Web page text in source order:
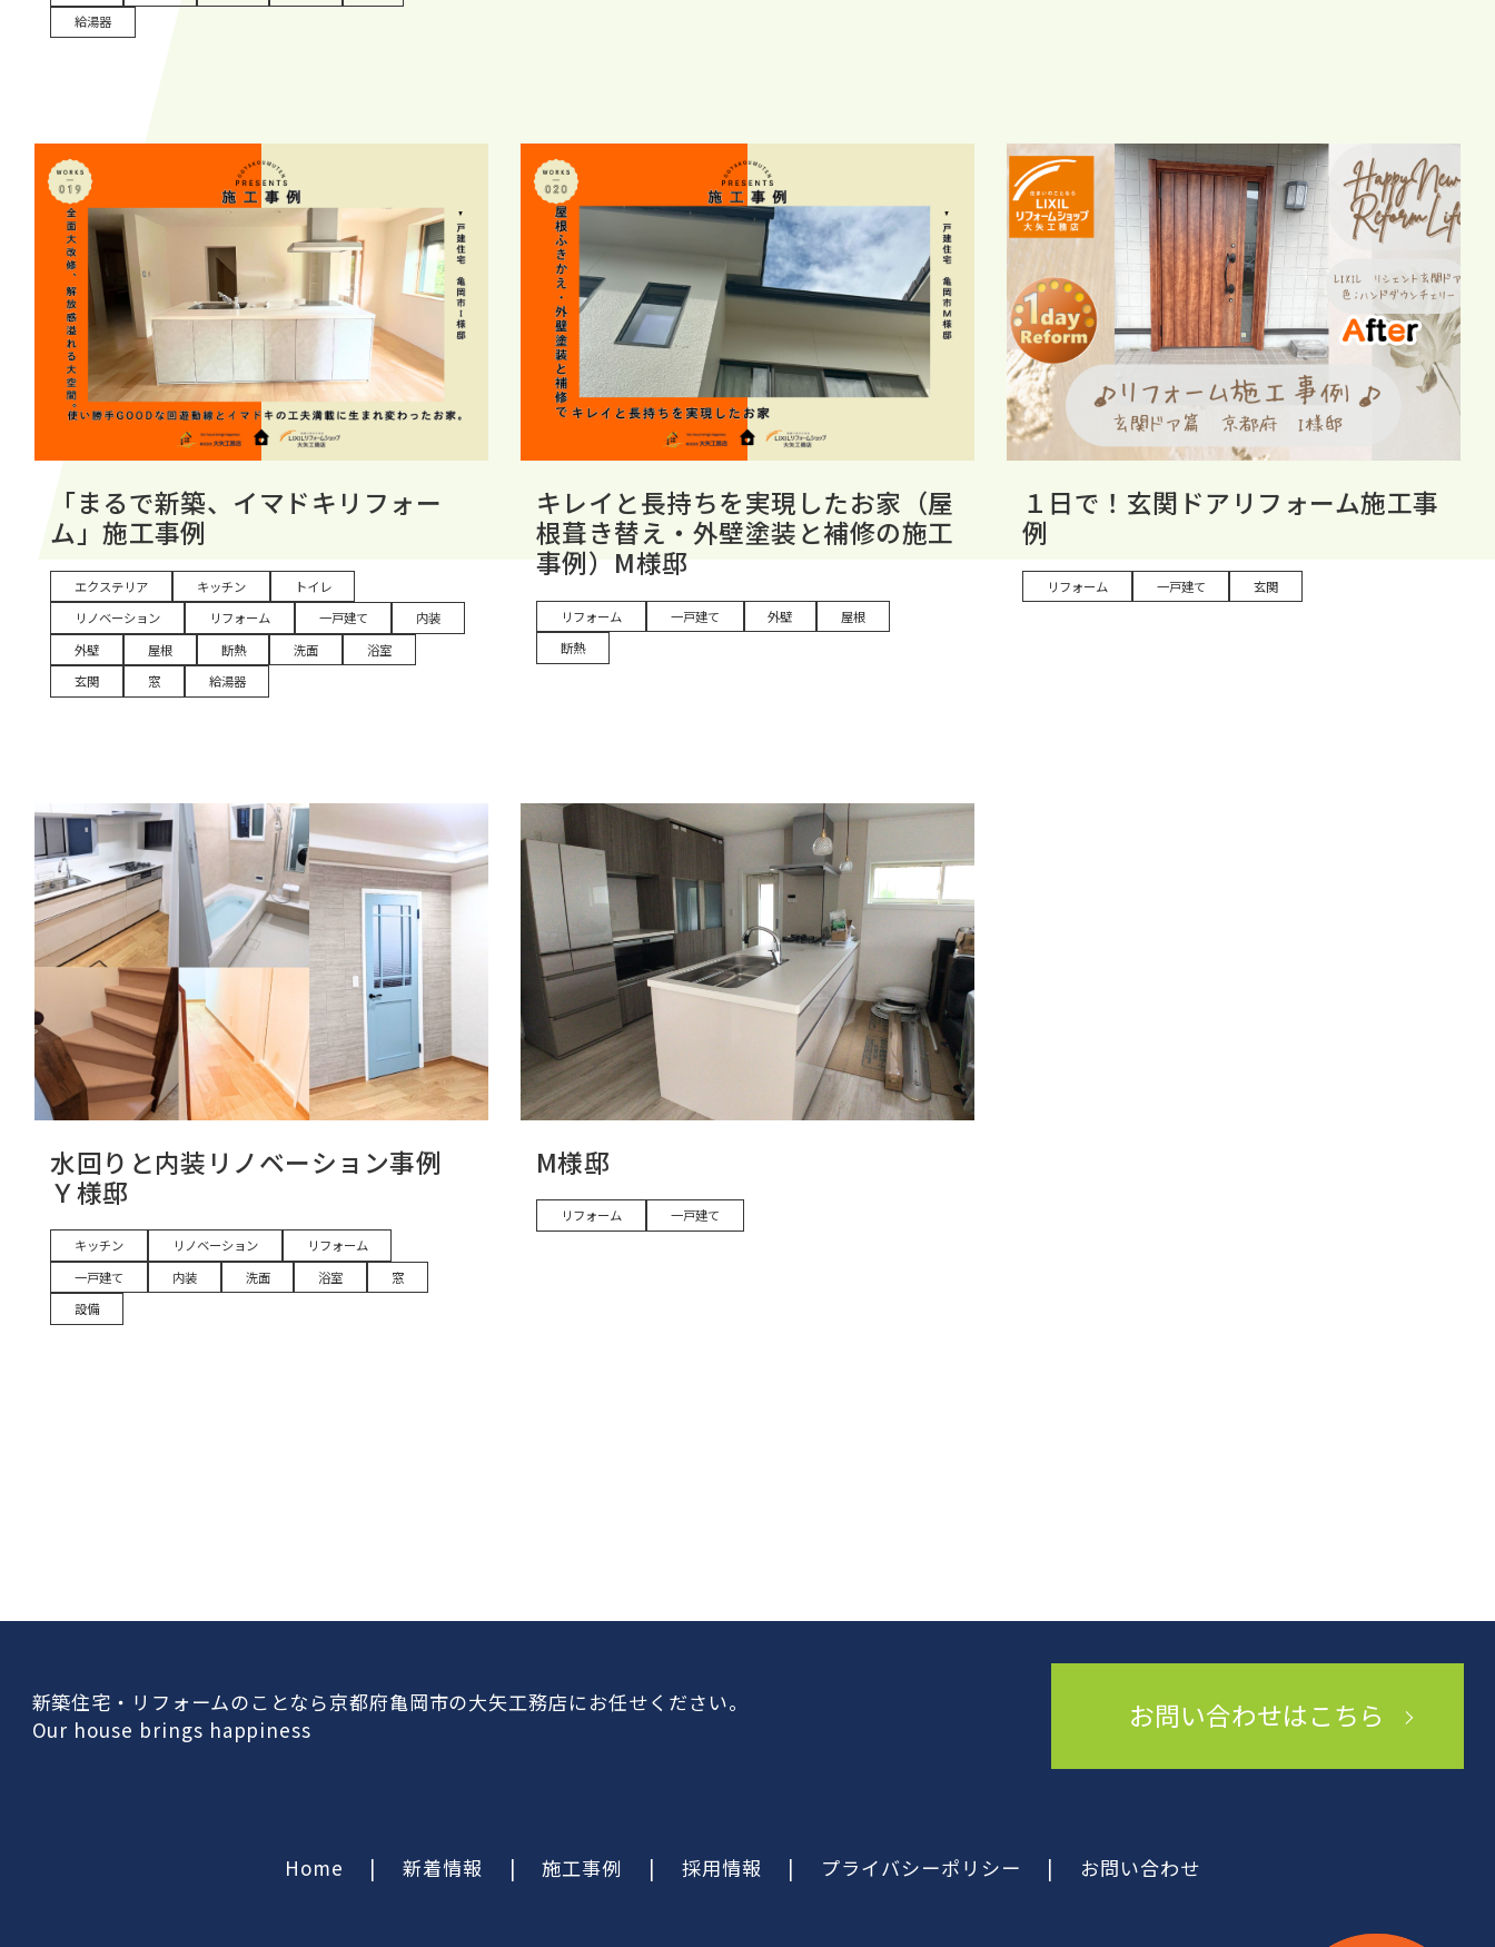
給湯器
「まるで新築、イマドキリフォー
ム」施工事例
エクステリア キッチン
トイレ
リノベーション
リフォーム 一戸建て
内装
外壁
屋根 断熱 洗面
浴室
玄関
窓 給湯器
キレイと長持ちを実現したお家（屋
根葺き替え・外壁塗装と補修の施工
事例）M様邸
リフォーム 一戸建て 外壁
屋根
断熱
１日で！玄関ドアリフォーム施工事
例
リフォーム 一戸建て 玄関
水回りと内装リノベーション事例
Ｙ様邸
キッチン リノベーション
リフォーム
一戸建て
内装 洗面 浴室
窓
設備
M様邸
リフォーム 一戸建て
新築住宅・リフォームのことなら京都府亀岡市の大矢工務店にお任せください。
Our house brings happiness
お問い合わせはこちら
Home | 新着情報 | 施工事例 | 採用情報 | プライバシーポリシー | お問い合わせ